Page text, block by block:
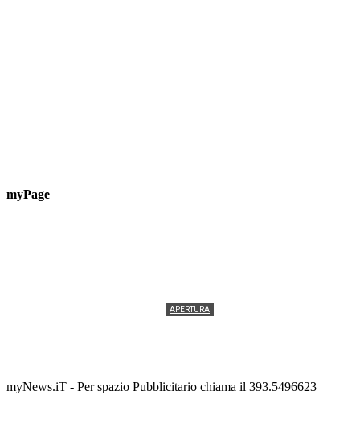
myPage
APERTURA
myNews.iT - Per spazio Pubblicitario chiama il 393.5496623